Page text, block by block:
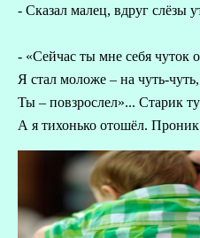
- Сказал малец, вдруг слёзы
- «Сейчас ты мне себя чуток
Я стал моложе – на чуть-
Ты – повзрослел»... Старик
А я тихонько отошёл.